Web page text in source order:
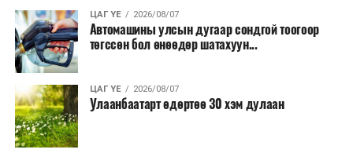
ЦАГ ҮЕ 2026/08/07
Автомашины улсын дугаар сондгой тоогоор
төгссөн бол өнөөдөр шатахуун...
ЦАГ ҮЕ 2026/08/07
Улаанбаатарт өдөртөө 30 хэм дулаан